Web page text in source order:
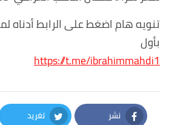
تنويه هام اضغط على الرابط أدناه
بأول
https://t.me/ibrahimmahdi1
نشر تغريد